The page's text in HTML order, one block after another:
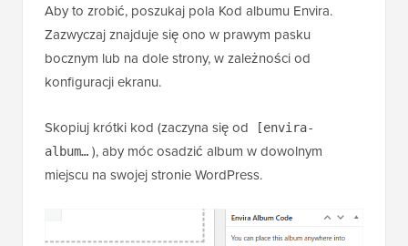
Aby to zrobić, poszukaj pola Kod albumu Envira.
Zazwyczaj znajduje się ono w prawym pasku
bocznym lub na dole strony, w zależności od
konfiguracji ekranu.
Skopiuj krótki kod (zaczyna się od
[envira-
album… ), aby móc osadzić album w dowolnym
miejscu na swojej stronie WordPress.